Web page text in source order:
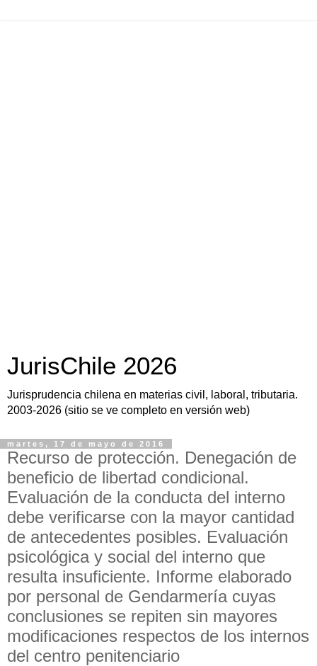
JurisChile 2026
Jurisprudencia chilena en materias civil, laboral, tributaria.
2003-2026 (sitio se ve completo en versión web)
martes, 17 de mayo de 2016
Recurso de protección. Denegación de
beneficio de libertad condicional.
Evaluación de la conducta del interno
debe verificarse con la mayor cantidad
de antecedentes posibles. Evaluación
psicológica y social del interno que
resulta insuficiente. Informe elaborado
por personal de Gendarmería cuyas
conclusiones se repiten sin mayores
modificaciones respectos de los internos
del centro penitenciario